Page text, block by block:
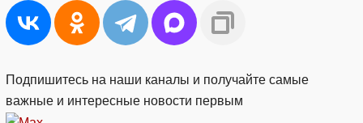
Подпишитесь на наши каналы и получайте самые
важные и интересные новости первым